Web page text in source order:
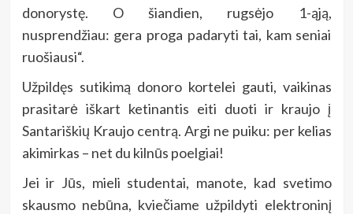
donorystę. O šiandien, rugsėjo 1-ąją,
nusprendžiau: gera proga padaryti tai, kam seniai
ruošiausi“.
Užpildęs sutikimą donoro kortelei gauti, vaikinas
prasitarė iškart ketinantis eiti duoti ir kraujo į
Santariškių Kraujo centrą. Argi ne puiku: per kelias
akimirkas – net du kilnūs poelgiai!
Jei ir Jūs, mieli studentai, manote, kad svetimo
skausmo nebūna, kviečiame užpildyti elektroninį